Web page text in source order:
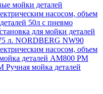
мойки деталей
насосом, объем
50л с пневмо
для мойки деталей
л. NORDBERG NW90
насосом, объем
деталей АМ800 РМ
Ручная мойка деталей